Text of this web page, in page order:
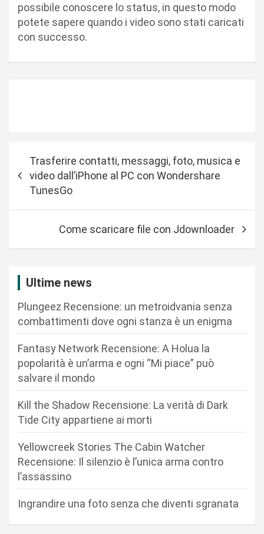
possibile conoscere lo status, in questo modo
potete sapere quando i video sono stati caricati
con successo.
i
a
Trasferire contatti, messaggi, foto, musica e
video dall’iPhone al PC con Wondershare
TunesGo
Come scaricare file con Jdownloader
Ultime news
Plungeez Recensione: un metroidvania senza
combattimenti dove ogni stanza è un enigma
Fantasy Network Recensione: A Holua la
popolarità è un’arma e ogni “Mi piace” può
salvare il mondo
Kill the Shadow Recensione: La verità di Dark
Tide City appartiene ai morti
Yellowcreek Stories The Cabin Watcher
Recensione: Il silenzio è l’unica arma contro
l’assassino
Ingrandire una foto senza che diventi sgranata